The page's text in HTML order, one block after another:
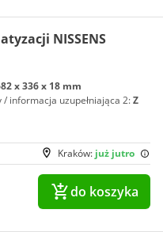
NISSENS
x 336 x 18 mm
/ informacja uzupełniająca 2:Z
Kraków: już jutro
do koszyka